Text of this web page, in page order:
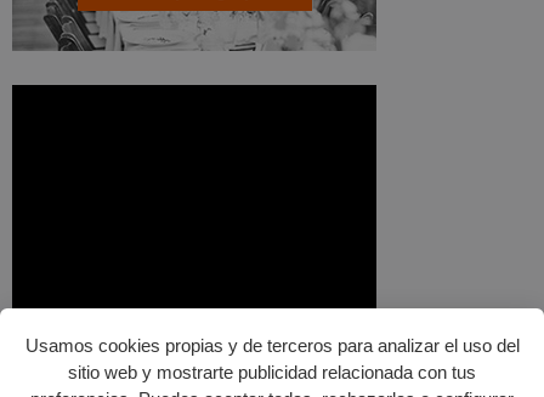
Usamos cookies propias y de terceros para analizar el uso del
sitio web y mostrarte publicidad relacionada con tus